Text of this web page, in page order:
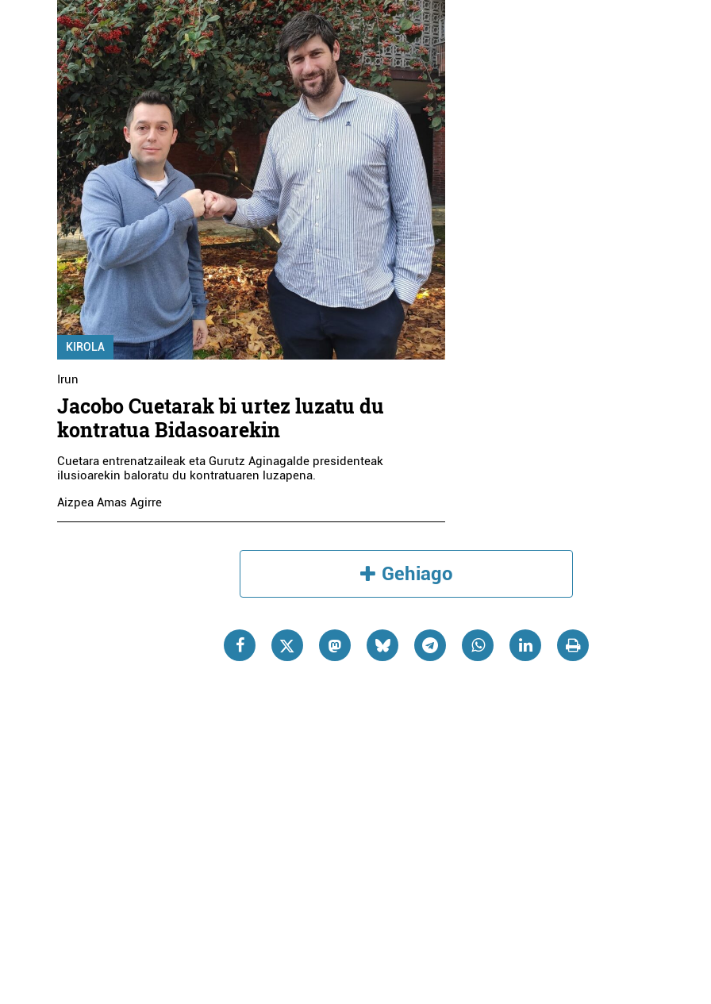
KIROLA
Irun
Jacobo Cuetarak bi urtez luzatu du
kontratua Bidasoarekin
Cuetara entrenatzaileak eta Gurutz Aginagalde presidenteak
ilusioarekin baloratu du kontratuaren luzapena.
Aizpea Amas Agirre
Gehiago